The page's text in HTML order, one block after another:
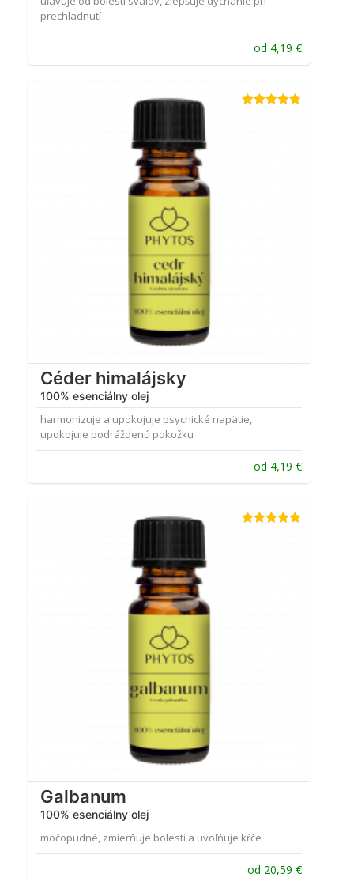
prechladnutí
od 4,19 €
Céder himalájsky
100% esenciálny olej
harmonizuje a upokojuje psychické napätie,
upokojuje podráždenú pokožku
od 4,19 €
Galbanum
100% esenciálny olej
močopudné, zmierňuje bolesti a uvoľňuje kŕče
od 20,59 €